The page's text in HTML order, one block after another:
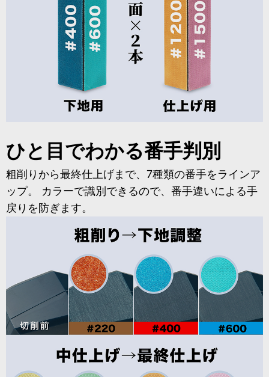
ひと目でわかる番手判別
粗削りから最終仕上げまで、7種類の番手をラインア
ップ。 カラーで識別できるので、番手違いによる手
戻りを防ぎます。